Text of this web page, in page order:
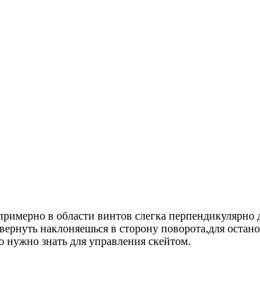
в области винтов слегка
наклоняешься в сторону поворота,для
нужно знать для управления скейтом.